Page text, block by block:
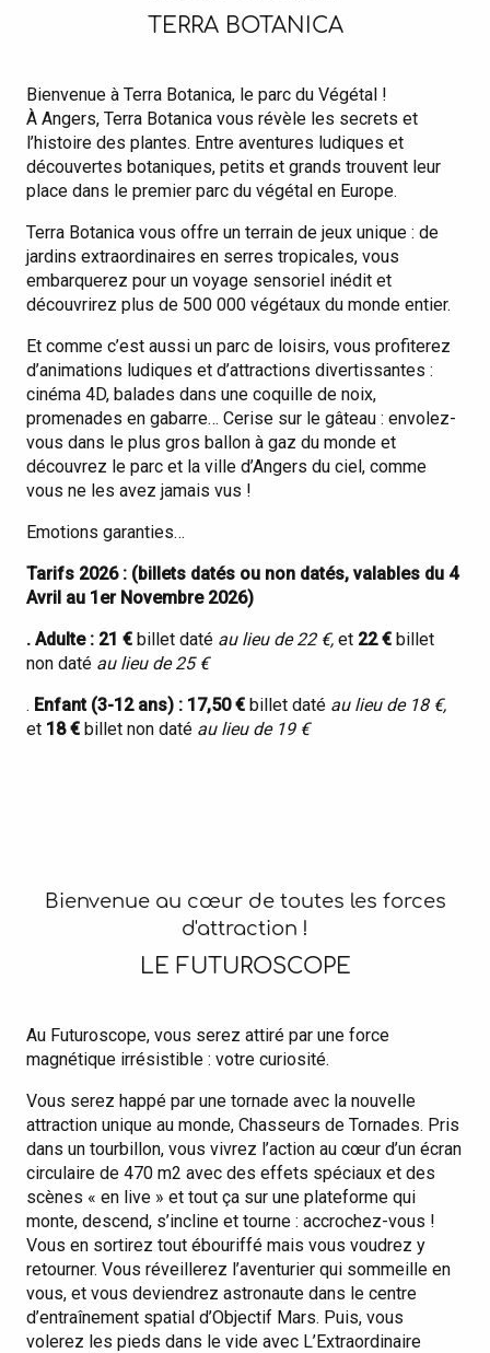
TERRA BOTANICA
Bienvenue à Terra Botanica, le parc du Végétal !
À Angers, Terra Botanica vous révèle les secrets et
l’histoire des plantes. Entre aventures ludiques et
découvertes botaniques, petits et grands trouvent leur
place dans le premier parc du végétal en Europe.
Terra Botanica vous offre un terrain de jeux unique : de
jardins extraordinaires en serres tropicales, vous
embarquerez pour un voyage sensoriel inédit et
découvrirez plus de 500 000 végétaux du monde entier.
Et comme c’est aussi un parc de loisirs, vous profiterez
d’animations ludiques et d’attractions divertissantes :
cinéma 4D, balades dans une coquille de noix,
promenades en gabarre… Cerise sur le gâteau : envolez-
vous dans le plus gros ballon à gaz du monde et
découvrez le parc et la ville d’Angers du ciel, comme
vous ne les avez jamais vus !
Emotions garanties…
Tarifs 2026 : (billets datés ou non datés, valables du 4
Avril au 1er Novembre 2026)
. Adulte : 21 € billet daté au lieu de 22 €, et 22 € billet
non daté au lieu de 25 €
. Enfant (3-12 ans) : 17,50 € billet daté au lieu de 18 €,
et 18 € billet non daté au lieu de 19 €
Bienvenue au cœur de toutes les forces
d'attraction !
LE FUTUROSCOPE
Au Futuroscope, vous serez attiré par une force
magnétique irrésistible : votre curiosité.
Vous serez happé par une tornade avec la nouvelle
attraction unique au monde, Chasseurs de Tornades. Pris
dans un tourbillon, vous vivrez l’action au cœur d’un écran
circulaire de 470 m2 avec des effets spéciaux et des
scènes « en live » et tout ça sur une plateforme qui
monte, descend, s’incline et tourne : accrochez-vous !
Vous en sortirez tout ébouriffé mais vous voudrez y
retourner. Vous réveillerez l’aventurier qui sommeille en
vous, et vous deviendrez astronaute dans le centre
d’entraînement spatial d’Objectif Mars. Puis, vous
volerez les pieds dans le vide avec L’Extraordinaire